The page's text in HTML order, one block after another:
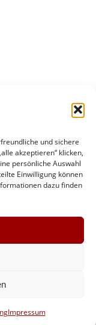
und sichere
akzeptieren“ klicken,
persönliche Auswahl
Einwilligung können
dazu finden
Impressum